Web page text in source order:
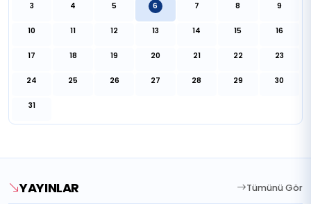
3 4 5 6 7 8 9
10 11 12 13 14 15 16
17 18 19 20 21 22 23
24 25 26 27 28 29 30
31
YAYINLAR Tümünü Gör